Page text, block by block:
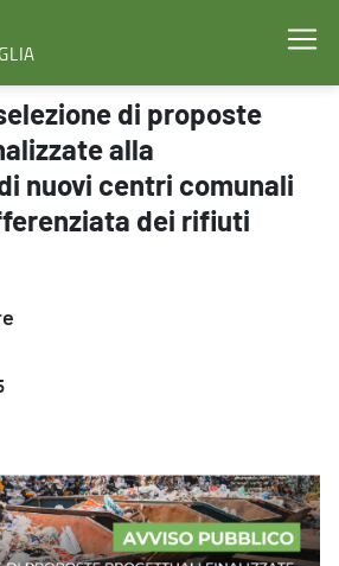
proposte progettuali finalizzate alla
di proposte
alla
nuovi centri comunali
dei rifiuti